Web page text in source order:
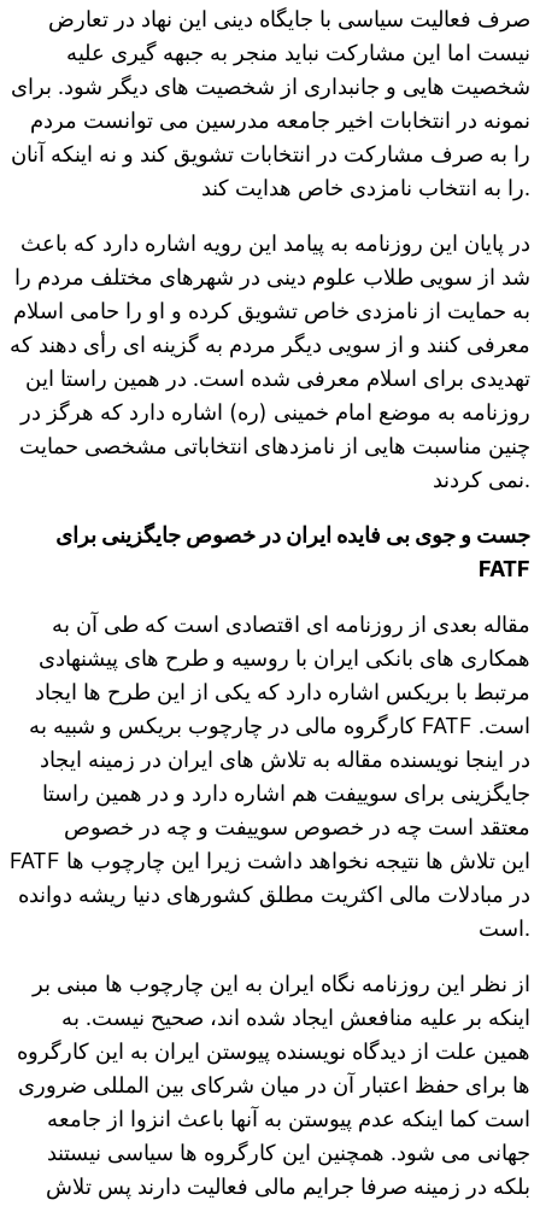
صرف فعالیت سیاسی با جایگاه دینی این نهاد در تعارض
نیست اما این مشارکت نباید منجر به جبهه گیری علیه
شخصیت هایی و جانبداری از شخصیت های دیگر شود. برای
نمونه در انتخابات اخیر جامعه مدرسین می توانست مردم
را به صرف مشارکت در انتخابات تشویق کند و نه اینکه آنان
را به انتخاب نامزدی خاص هدایت کند.
در پایان این روزنامه به پیامد این رویه اشاره دارد که باعث
شد از سویی طلاب علوم دینی در شهرهای مختلف مردم را
به حمایت از نامزدی خاص تشویق کرده و او را حامی اسلام
معرفی کنند و از سویی دیگر مردم به گزینه ای رأی دهند که
تهدیدی برای اسلام معرفی شده است. در همین راستا این
روزنامه به موضع امام خمینی (ره) اشاره دارد که هرگز در
چنین مناسبت هایی از نامزدهای انتخاباتی مشخصی حمایت
نمی کردند.
جست و جوی بی فایده ایران در خصوص جایگزینی برای
FATF
مقاله بعدی از روزنامه ای اقتصادی است که طی آن به
همکاری های بانکی ایران با روسیه و طرح های پیشنهادی
مرتبط با بریکس اشاره دارد که یکی از این طرح ها ایجاد
کارگروه مالی در چارچوب بریکس و شبیه به FATF است.
در اینجا نویسنده مقاله به تلاش های ایران در زمینه ایجاد
جایگزینی برای سوییفت هم اشاره دارد و در همین راستا
معتقد است چه در خصوص سوییفت و چه در خصوص
FATF این تلاش ها نتیجه نخواهد داشت زیرا این چارچوب ها
در مبادلات مالی اکثریت مطلق کشورهای دنیا ریشه دوانده
است.
از نظر این روزنامه نگاه ایران به این چارچوب ها مبنی بر
اینکه بر علیه منافعش ایجاد شده اند، صحیح نیست. به
همین علت از دیدگاه نویسنده پیوستن ایران به این کارگروه
ها برای حفظ اعتبار آن در میان شرکای بین المللی ضروری
است کما اینکه عدم پیوستن به آنها باعث انزوا از جامعه
جهانی می شود. همچنین این کارگروه ها سیاسی نیستند
بلکه در زمینه صرفا جرایم مالی فعالیت دارند پس تلاش